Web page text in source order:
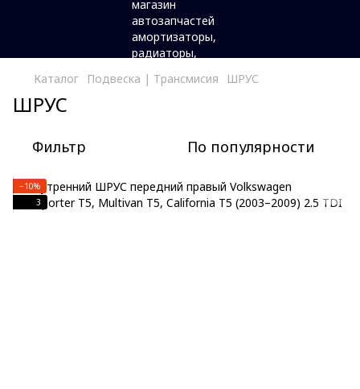
Каталог Подвеска | Трансмисия ШРУС
ШРУС
Фильтр По популярности
−10%
3